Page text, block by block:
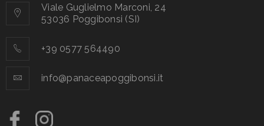
Viale Guglielmo Marconi, 24
53036 Poggibonsi (SI)
+39 0577 564490
info@panaceapoggibonsi.it